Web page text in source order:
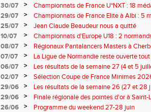
30/07
>
Championnats de France U*NXT : 18
29/07
>
Championnats de France Elite à Albi : 5
titres !
25/07 >
Jean Claude Beaudeur nous a quitté
10/07
>
Championnats d'Europe U18 : 2
08/07
>
Régionaux Pantalancers Masters à
07/07
>
La Ligue de Normandie reste ouverte tout
06/07
>
Les résultats de la semaine 27 (4 et 5
02/07
>
Sélection Coupe de France Minimes
29/06
>
Les résultats de la semaine 26 (27 et 28
29/06
>
Finale régionale des pointes d'or à
informations
26/06 >
Programme du weekend 27-28 juin